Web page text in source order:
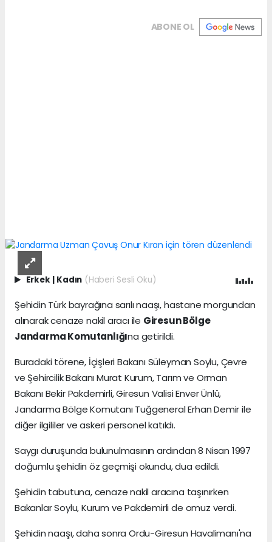
ABONE OL
Erkek Kadın (Haberi Sesli Oku)
Şehidin Türk bayrağına sarılı naaşı, hastane morgundan
alınarak cenaze nakil aracı ile Giresun Bölge
Jandarma Komutanlığına getirildi.
Buradaki törene, İçişleri Bakanı Süleyman Soylu, Çevre
ve Şehircilik Bakanı Murat Kurum, Tarım ve Orman
Bakanı Bekir Pakdemirli, Giresun Valisi Enver Ünlü,
Jandarma Bölge Komutanı Tuğgeneral Erhan Demir ile
diğer ilgililer ve askeri personel katıldı.
Saygı duruşunda bulunulmasının ardından 8 Nisan 1997
doğumlu şehidin öz geçmişi okundu, dua edildi.
Şehidin tabutuna, cenaze nakil aracına taşınırken
Bakanlar Soylu, Kurum ve Pakdemirli de omuz verdi.
Şehidin naaşı, daha sonra Ordu-Giresun Havalimanı'na